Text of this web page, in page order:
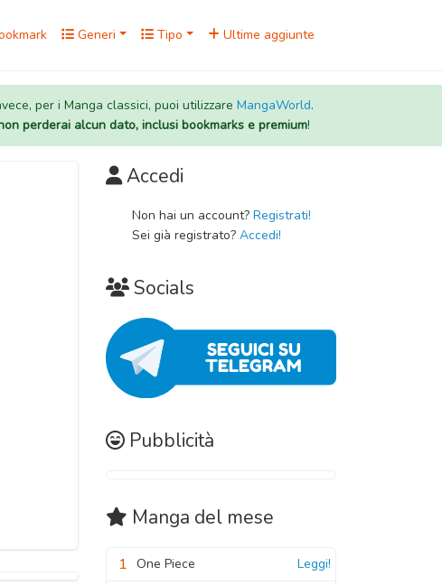
Generi Tipo Ultime aggiunte
per i Manga classici, puoi utilizzare MangaWorld.
perderai alcun dato, inclusi bookmarks e premium!
Accedi
Non hai un account? Registrati!
Sei già registrato? Accedi!
Socials
Pubblicità
Manga del mese
1 One Piece Leggi!